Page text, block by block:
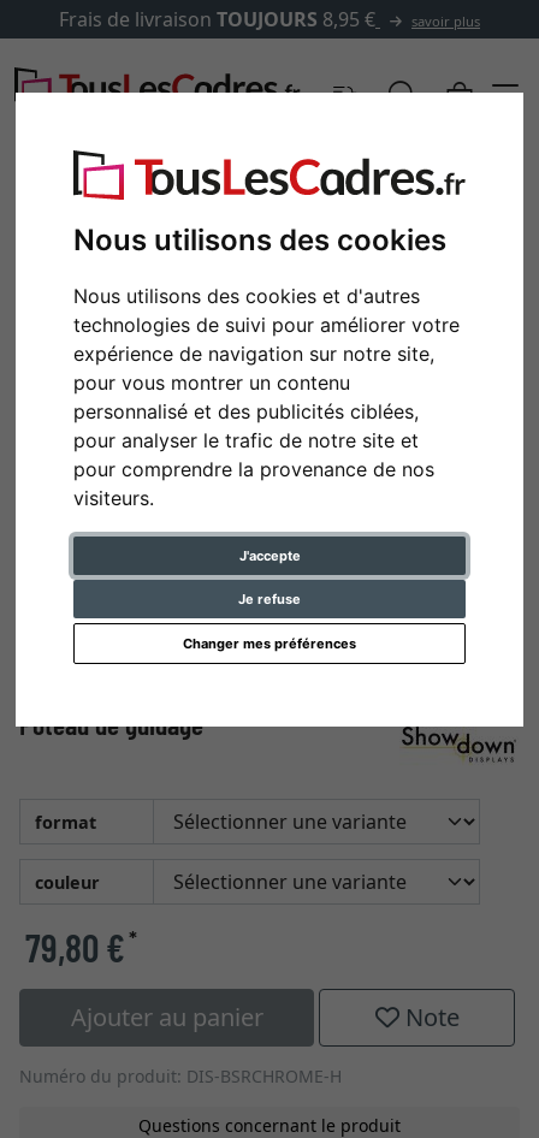
Nous utilisons des cookies
Nous utilisons des cookies et d'autres
technologies de suivi pour améliorer votre
expérience de navigation sur notre site,
pour vous montrer un contenu
personnalisé et des publicités ciblées,
pour analyser le trafic de notre site et
pour comprendre la provenance de nos
visiteurs.
J'accepte
Je refuse
Changer mes préférences
Frais de livraison TOUJOURS 8,95 € savoir plus
Poteau de guidage
format
couleur
79,80 €*
Ajouter au panier Note
Numéro du produit: DIS-BSRCHROME-H
Questions concernant le produit